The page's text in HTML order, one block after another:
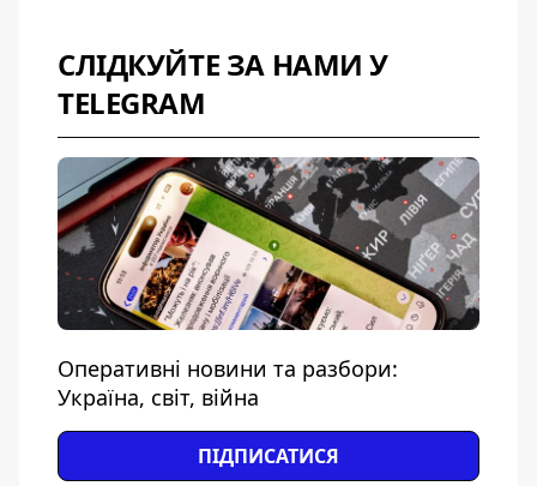
СЛІДКУЙТЕ ЗА НАМИ У
TELEGRAM
Оперативні новини та разбори:
Україна, світ, війна
ПІДПИСАТИСЯ